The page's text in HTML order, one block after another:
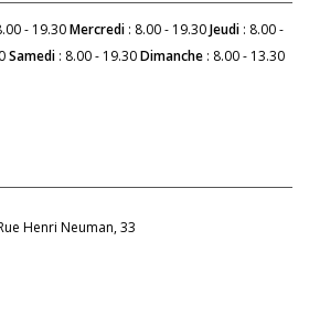
- 19.30Mercredi : 8.00 - 19.30Jeudi : 8.00 -
Samedi : 8.00 - 19.30Dimanche : 8.00 - 13.30
Henri Neuman, 33